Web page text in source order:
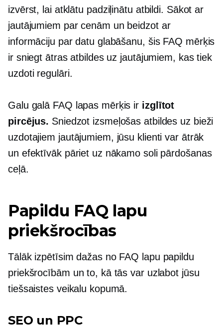
izvērst, lai atklātu padziļinātu atbildi. Sākot ar
jautājumiem par cenām un beidzot ar
informāciju par datu glabāšanu, šis FAQ mērķis
ir sniegt ātras atbildes uz jautājumiem, kas tiek
uzdoti regulāri.
Galu galā FAQ lapas mērķis ir izglītot
pircējus. Sniedzot izsmeļošas atbildes uz bieži
uzdotajiem jautājumiem, jūsu klienti var ātrāk
un efektīvāk pāriet uz nākamo soli pārdošanas
ceļā.
Papildu FAQ lapu
priekšrocības
Tālāk izpētīsim dažas no FAQ lapu papildu
priekšrocībām un to, kā tās var uzlabot jūsu
tiešsaistes veikalu kopumā.
SEO un PPC